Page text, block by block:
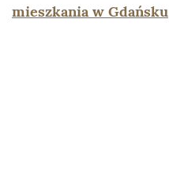
mieszkania w Gdańsku